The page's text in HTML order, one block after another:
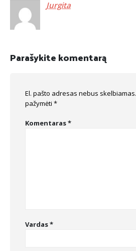
Jurgita
Parašykite komentarą
El. pašto adresas nebus skelbiamas.
pažymėti *
Komentaras*
Vardas*